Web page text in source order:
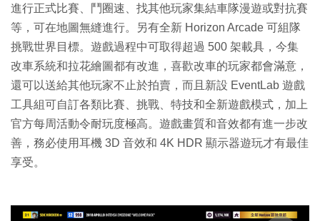
進行正式比賽、鬥圈速、找其他玩家集結車隊漫遊或對抗賽
等，可在地圖無縫進行。另有全新 Horizon Arcade 可組隊
挑戰世界目標。遊戲過程中可取得超過 500 架載具，今集
改車系統和拉花繪圖都有改進，喜歡改車的玩家都會滿意，
還可以送給其他玩家不止於拍賣，而且新設 EventLab 遊戲
工具組可自訂各類比賽、挑戰、特技和全新遊戲模式，加上
官方每周活動令耐玩度極高。遊戲畫質和音效都有進一步改
善，務必使用耳機 3D 音效和 4K HDR 顯示器遊玩才有最佳
享受。